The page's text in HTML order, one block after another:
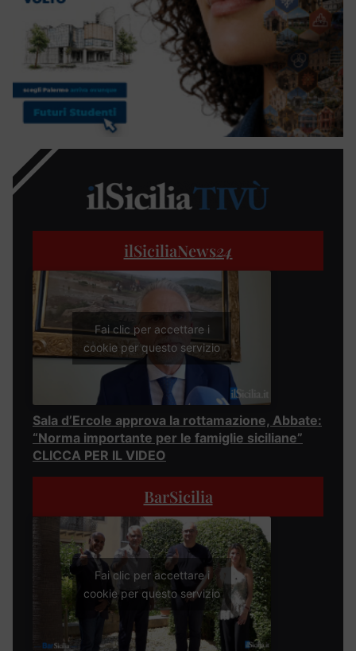
ilSiciliaNews24
Fai clic per accettare i
cookie per questo servizio
Sala d’Ercole approva la rottamazione, Abbate:
“Norma importante per le famiglie siciliane”
CLICCA PER IL VIDEO
BarSicilia
Fai clic per accettare i
cookie per questo servizio